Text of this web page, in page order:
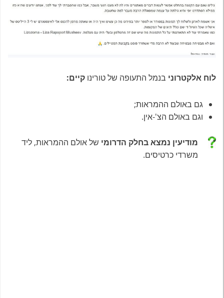
לוח אלקטרוני בנמל התעופה של טורינו קיים:
גם באולם ההמראות;
וגם באולם הצ'-אין.
מודיעין נמצא בחלק הדרומי של אולם ההמראות, ליד
משרדי כרטיסים.